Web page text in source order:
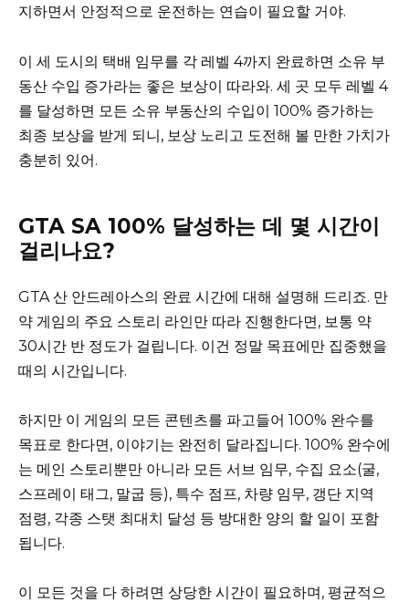
지하면서 안정적으로 운전하는 연습이 필요할 거야.
이 세 도시의 택배 임무를 각 레벨 4까지 완료하면 소유 부
동산 수입 증가라는 좋은 보상이 따라와. 세 곳 모두 레벨 4
를 달성하면 모든 소유 부동산의 수입이 100% 증가하는
최종 보상을 받게 되니, 보상 노리고 도전해 볼 만한 가치가
충분히 있어.
GTA SA 100% 달성하는 데 몇 시간이
걸리나요?
GTA 산 안드레아스의 완료 시간에 대해 설명해 드리죠. 만
약 게임의 주요 스토리 라인만 따라 진행한다면, 보통 약
30시간 반 정도가 걸립니다. 이건 정말 목표에만 집중했을
때의 시간입니다.
하지만 이 게임의 모든 콘텐츠를 파고들어 100% 완수를
목표로 한다면, 이야기는 완전히 달라집니다. 100% 완수에
는 메인 스토리뿐만 아니라 모든 서브 임무, 수집 요소(굴,
스프레이 태그, 말굽 등), 특수 점프, 차량 임무, 갱단 지역
점령, 각종 스탯 최대치 달성 등 방대한 양의 할 일이 포함
됩니다.
이 모든 것을 다 하려면 상당한 시간이 필요하며, 평균적으